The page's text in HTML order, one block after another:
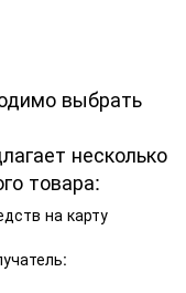
выбрать
несколько
товара:
на карту